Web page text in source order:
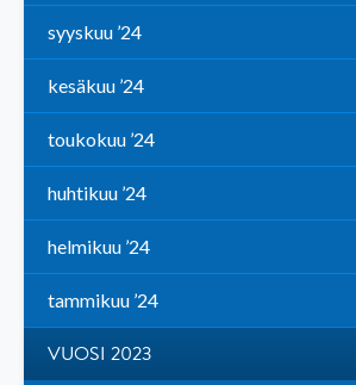
syyskuu ’24
kesäkuu ’24
toukokuu ’24
huhtikuu ’24
helmikuu ’24
tammikuu ’24
VUOSI 2023